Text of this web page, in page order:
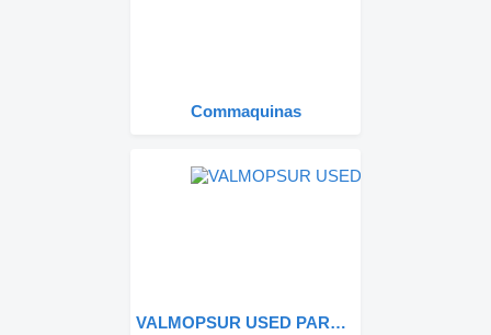
Commaquinas
VALMOPSUR USED PARTS SL